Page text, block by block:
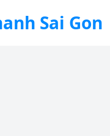
Sai Gon